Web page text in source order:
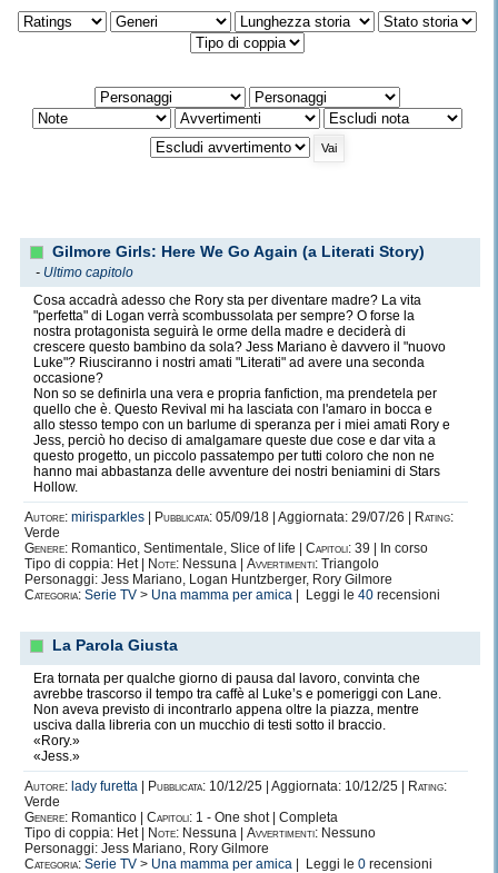
Gilmore Girls: Here We Go Again (a Literati Story)
- Ultimo capitolo
Cosa accadrà adesso che Rory sta per diventare madre? La vita
"perfetta" di Logan verrà scombussolata per sempre? O forse la
nostra protagonista seguirà le orme della madre e deciderà di
crescere questo bambino da sola? Jess Mariano è davvero il "nuovo
Luke"? Riusciranno i nostri amati "Literati" ad avere una seconda
occasione?
Non so se definirla una vera e propria fanfiction, ma prendetela per
quello che è. Questo Revival mi ha lasciata con l'amaro in bocca e
allo stesso tempo con un barlume di speranza per i miei amati Rory e
Jess, perciò ho deciso di amalgamare queste due cose e dar vita a
questo progetto, un piccolo passatempo per tutti coloro che non ne
hanno mai abbastanza delle avventure dei nostri beniamini di Stars
Hollow.
Autore: mirisparkles Pubblicata: 05/09/18 | Aggiornata: 29/07/26 |
Rating:
Verde
Genere: Romantico, Sentimentale, Slice of life | Capitoli: 39 | In corso
Tipo di coppia: Het |
Note: Nessuna | Avvertimenti: Triangolo
Personaggi: Jess Mariano, Logan Huntzberger, Rory Gilmore
Categoria: Serie TV > Una mamma per amica | Leggi le 40 recensioni
La Parola Giusta
Era tornata per qualche giorno di pausa dal lavoro, convinta che
avrebbe trascorso il tempo tra caffè al Luke’s e pomeriggi con Lane.
Non aveva previsto di incontrarlo appena oltre la piazza, mentre
usciva dalla libreria con un mucchio di testi sotto il braccio.
«Rory.»
«Jess.»
Autore: lady furetta Pubblicata: 10/12/25 | Aggiornata: 10/12/25 |
Rating:
Verde
Genere: Romantico | Capitoli: 1 - One shot | Completa
Tipo di coppia: Het |
Note: Nessuna | Avvertimenti: Nessuno
Personaggi: Jess Mariano, Rory Gilmore
Categoria: Serie TV > Una mamma per amica | Leggi le 0 recensioni